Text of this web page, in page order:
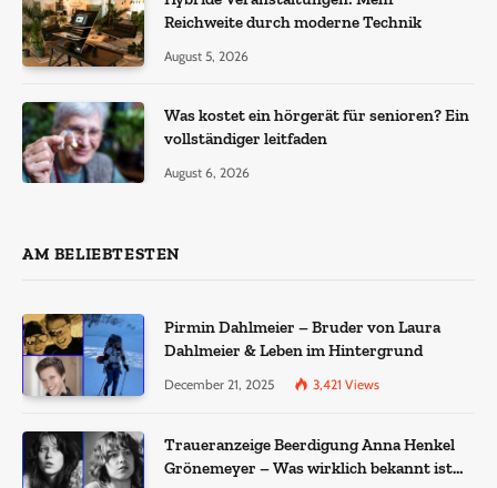
Reichweite durch moderne Technik
August 5, 2026
Was kostet ein hörgerät für senioren? Ein
vollständiger leitfaden
August 6, 2026
AM BELIEBTESTEN
Pirmin Dahlmeier – Bruder von Laura
Dahlmeier & Leben im Hintergrund
December 21, 2025 3,421 Views
Traueranzeige Beerdigung Anna Henkel
Grönemeyer – Was wirklich bekannt ist